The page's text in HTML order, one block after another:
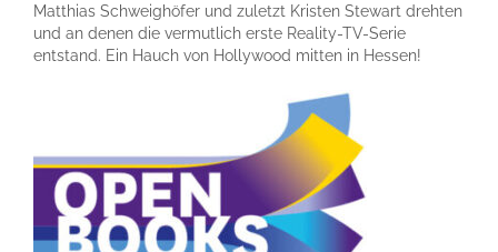
Matthias Schweighöfer und zuletzt Kristen Stewart drehten
und an denen die vermutlich erste Reality-TV-Serie
entstand. Ein Hauch von Hollywood mitten in Hessen!